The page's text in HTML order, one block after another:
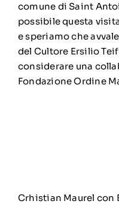
comune di Saint
possibile questa
e speriamo che
del Cultore Ersilio
considerare una
Fondazione Ordine
Crhistian Maurel con